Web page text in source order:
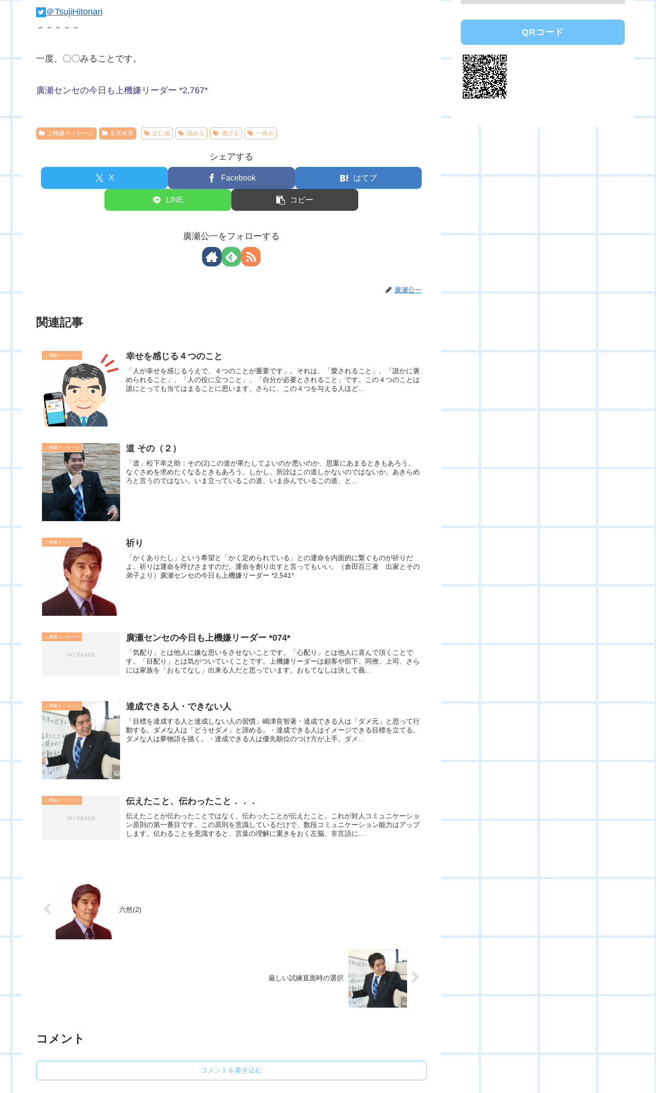
＠TsujiHitonari
－－－－－
一度、〇〇みることです。
廣瀬センセの今日も上機嫌リーダー *2,767*
上機嫌メッセージ 名言格言 辻仁成 諦める 逃げる 一休み
シェアする
X Facebook はてブ
LINE コピー
廣瀬公一をフォローする
廣瀬公一
関連記事
上機嫌メッセージ 幸せを感じる４つのこと
「人が幸せを感じるうえで、４つのことが重要です」。それは、「愛されること」、「誰かに褒
められること」、「人の役に立つこと」、「自分が必要とされること」です。この４つのことは
誰にとっても当てはまることに思います。さらに、この４つを与える人ほど...
上機嫌メッセージ 道 その（２）
「道」松下幸之助：その(2)この道が果たしてよいのか悪いのか、思案にあまるときもあろう。
なぐさめを求めたくなるときもあろう。しかし、所詮はこの道しかないのではないか。あきらめ
ろと言うのではない。いま立っているこの道、いま歩んでいるこの道、と...
上機嫌メッセージ 祈り
「かくありたし」という希望と「かく定められている」との運命を内面的に繋ぐものが祈りだ
よ。祈りは運命を呼びさますのだ。運命を創り出すと言ってもいい。（倉田百三著 出家とその
弟子より）廣瀬センセの今日も上機嫌リーダー *2,541*
上機嫌メッセージ 廣瀬センセの今日も上機嫌リーダー *074*
「気配り」とは他人に嫌な思いをさせないことです。「心配り」とは他人に喜んで頂くことで
す。「目配り」とは気がついていくことです。上機嫌リーダーは顧客や部下、同僚、上司、さら
には家族を「おもてなし」出来る人だと思っています。おもてなしは決して義...
上機嫌メッセージ 達成できる人・できない人
「目標を達成する人と達成しない人の習慣」嶋津良智著・達成できる人は「ダメ元」と思って行
動する。ダメな人は「どうせダメ」と諦める。・達成できる人はイメージできる目標を立てる。
ダメな人は夢物語を描く。・達成できる人は優先順位のつけ方が上手。ダメ...
上機嫌メッセージ 伝えたこと、伝わったこと．．．
伝えたことが伝わったことではなく、伝わったことが伝えたこと。これが対人コミュニケーショ
ン原則の第一番目です。この原則を意識しているだけで、数段コミュニケーション能力はアップ
します。伝わることを意識すると、言葉の理解に重きをおく左脳、非言語に...
六然(2)
厳しい試練直面時の選択
コメント
コメントを書き込む
QRコード